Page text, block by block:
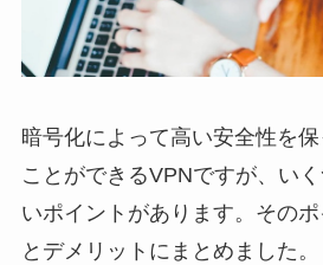
暗号化によって高い安全性を
ことができるVPNですが、い
いポイントがあります。その
とデメリットにまとめました。